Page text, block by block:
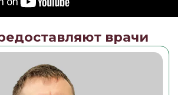
врачи